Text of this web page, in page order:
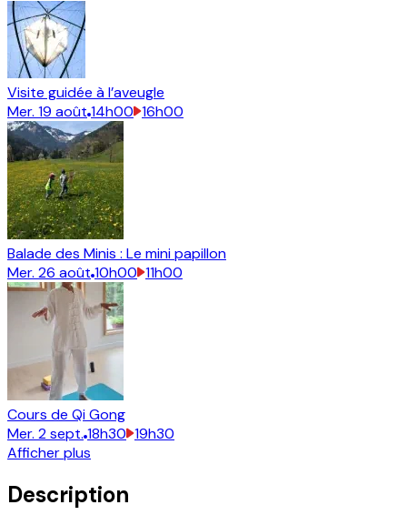
Visite guidée à l’aveugle
Mer. 19 août 14h00 16h00
Balade des Minis : Le mini papillon
Mer. 26 août 10h00 11h00
Cours de Qi Gong
Mer. 2sept. 18h30 19h30
Afficher plus
Description